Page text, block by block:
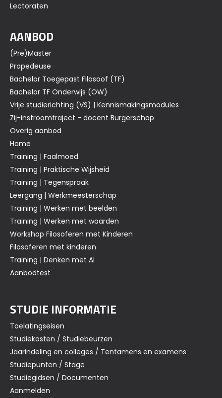
Lectoraten
AANBOD
(Pre)Master
Propedeuse
Bachelor Toegepast Filosoof (TF)
Bachelor TF Onderwijs (OW)
Vrije studierichting (VS) | Kennismakingsmodules
Zij-instroomtraject - docent Burgerschap
Overig aanbod
Home
Training | Faalmoed
Training | Praktische Wijsheid
Training | Tegenspraak
Leergang | Werkmeesterschap
Training | Werken met beelden
Training | Werken met waarden
Workshop Filosoferen met Kinderen
Filosoferen met kinderen
Training | Denken met AI
Aanbodtest
STUDIE INFORMATIE
Toelatingseisen
Studiekosten / Studiebeurzen
Jaarindeling en colleges / Tentamens en examens
Studiepunten / Stage
Studiegidsen / Documenten
Aanmelden